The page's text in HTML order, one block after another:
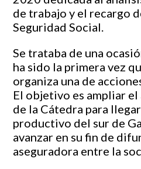
de trabajo y el recargo
Seguridad Social.
Se trataba de una
ha sido la primera vez
organiza una de
El objetivo es ampliar
de la Cátedra para
productivo del sur de
avanzar en su fin de
aseguradora entre la